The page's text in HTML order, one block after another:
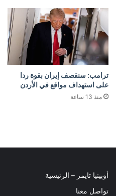
ترامب: سنقصف إيران بقوة ردا
على استهداف مواقع في الأردن
منذ 13 ساعة
أوبينيا تايمز – الرئيسية
تواصل معنا